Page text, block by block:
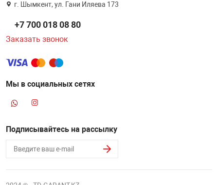
г. Шымкент, ул. Гани Иляева 173
+7 700 018 08 80
Заказать звонок
Мы в социальных сетях
Подписывайтесь на рассылку